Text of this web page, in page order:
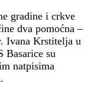
gradine i crkve
dva pomoćna –
Ivana Krstitelja u
Basarice su
natpisima